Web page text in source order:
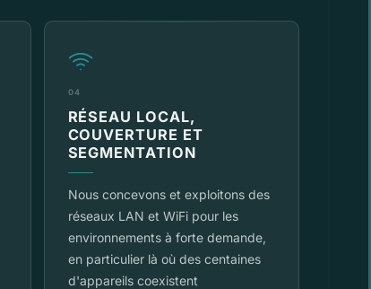
04
RÉSEAU LOCAL,
COUVERTURE ET
SEGMENTATION
Nous concevons et exploitons des
réseaux LAN et WiFi pour les
environnements à forte demande,
en particulier là où des centaines
d'appareils coexistent